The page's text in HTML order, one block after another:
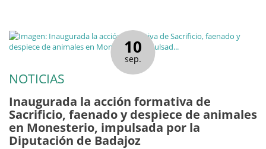
10
sep.
NOTICIAS
Inaugurada la acción formativa de
Sacrificio, faenado y despiece de animales
en Monesterio, impulsada por la
Diputación de Badajoz